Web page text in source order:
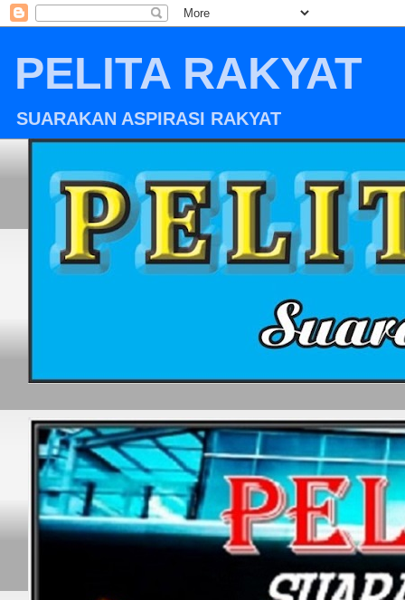
PELITA RAKYAT
SUARAKAN ASPIRASI RAKYAT